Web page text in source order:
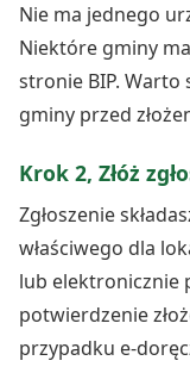
Nie ma jednego
Niektóre gminy
stronie BIP.
gminy przed
Krok 2, Złóż
Zgłoszenie
właściwego dla
lub elektronicznie
potwierdzenie
przypadku e-